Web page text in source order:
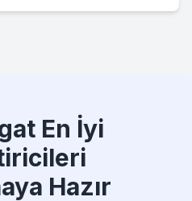
En İyi
Hazır